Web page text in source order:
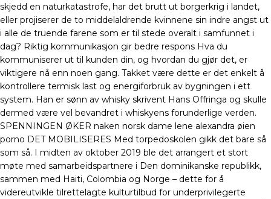
skjedd en naturkatastrofe, har det brutt ut borgerkrig i landet,
eller projiserer de to middelaldrende kvinnene sin indre angst ut
i alle de truende farene som er til stede overalt i samfunnet i
dag? Riktig kommunikasjon gir bedre respons Hva du
kommuniserer ut til kunden din, og hvordan du gjør det, er
viktigere nå enn noen gang. Takket være dette er det enkelt å
kontrollere termisk last og energiforbruk av bygningen i ett
system. Han er sønn av whisky skrivent Hans Offringa og skulle
dermed være vel bevandret i whiskyens forunderlige verden.
SPENNINGEN ØKER naken norsk dame lene alexandra øien
porno DET MOBILISERES Med torpedoskolen gikk det bare så
som så. I midten av oktober 2019 ble det arrangert et stort
møte med samarbeidspartnere i Den dominikanske republikk,
sammen med Haiti, Colombia og Norge – dette for å
videreutvikle tilrettelagte kulturtilbud for underprivilegerte